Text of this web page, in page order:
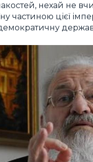
нехай не
частиною цієї